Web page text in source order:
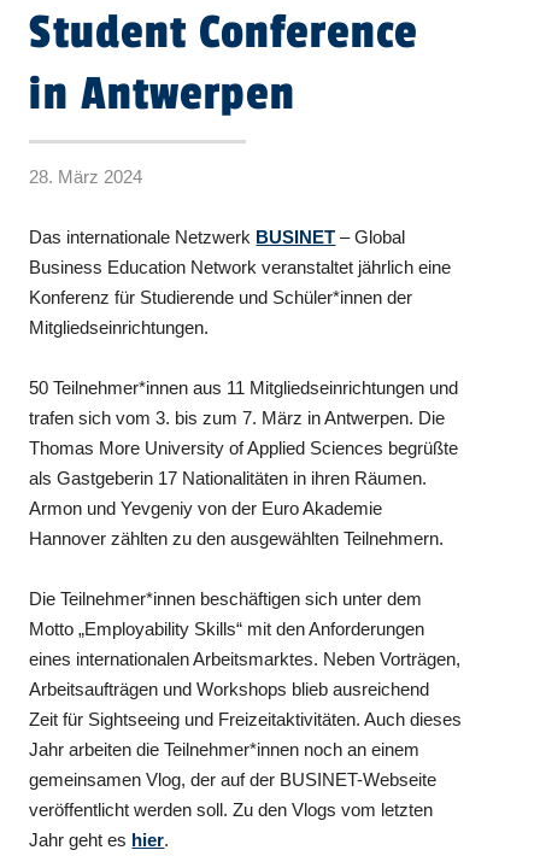
Student Conference
in Antwerpen
28. März 2024
Das internationale Netzwerk BUSINET – Global
Business Education Network veranstaltet jährlich eine
Konferenz für Studierende und Schüler*innen der
Mitgliedseinrichtungen.
50 Teilnehmer*innen aus 11 Mitgliedseinrichtungen und
trafen sich vom 3. bis zum 7. März in Antwerpen. Die
Thomas More University of Applied Sciences begrüßte
als Gastgeberin 17 Nationalitäten in ihren Räumen.
Armon und Yevgeniy von der Euro Akademie
Hannover zählten zu den ausgewählten Teilnehmern.
Die Teilnehmer*innen beschäftigen sich unter dem
Motto „Employability Skills“ mit den Anforderungen
eines internationalen Arbeitsmarktes. Neben Vorträgen,
Arbeitsaufträgen und Workshops blieb ausreichend
Zeit für Sightseeing und Freizeitaktivitäten. Auch dieses
Jahr arbeiten die Teilnehmer*innen noch an einem
gemeinsamen Vlog, der auf der BUSINET-Webseite
veröffentlicht werden soll. Zu den Vlogs vom letzten
Jahr geht es hier.